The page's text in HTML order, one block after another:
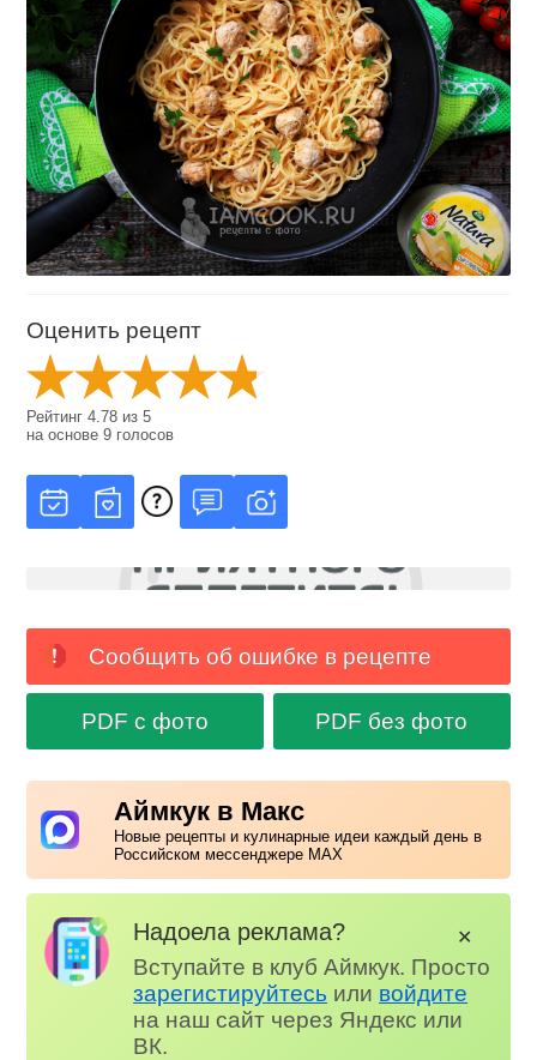
Оценить рецепт
Рейтинг4.78 из5
на основе9 голосов
Сообщить об ошибке в рецепте
PDF с фото PDF без фото
Аймкук в Макс
Новые рецепты и кулинарные идеи каждый день в
Российском мессенджере MAX
Надоела реклама?
Вступайте в клуб Аймкук. Просто
зарегистируйтесь или войдите
на наш сайт через Яндекс или
ВК.
✕